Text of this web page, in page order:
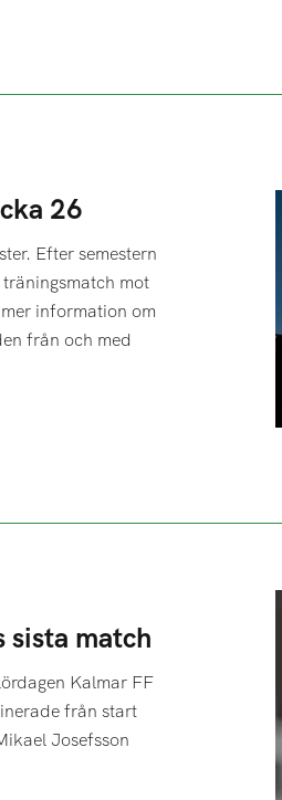
26
Efter semestern
mot
information om
från och med
sista match
Kalmar FF
från start
Josefsson